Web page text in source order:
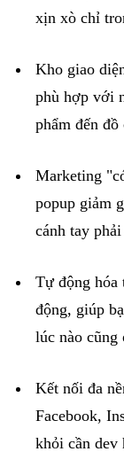
xịn xò chỉ
Kho giao
phù hợp với
phẩm đến
Marketing
popupgiảm
cánh tay
Tự động hóa
động, giúp
lúc nào cũng
Kết nối đa
Facebook,
khỏi cần dev